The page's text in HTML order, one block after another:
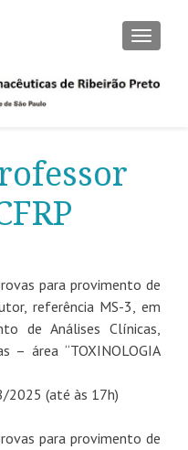
para provimento de
referência MS-3, em
de Análises Clínicas,
– área “TOXINOLOGIA
2025 (até às 17h)
para provimento de